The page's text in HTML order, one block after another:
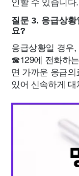
질문 3. 응급상
요?
응급상황일 경우
☎129에 전화하
면 가까운 응급
있어 신속하게